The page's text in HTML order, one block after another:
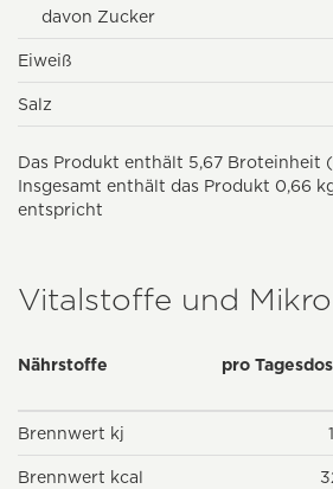
davon Zucker
Eiweiß
Salz
Das Produkt enthält 5,67 Broteinheit
Insgesamt enthält das Produkt 0,66
entspricht
Vitalstoffe und
Nährstoffe
pro
Brennwert kj
Brennwert kcal